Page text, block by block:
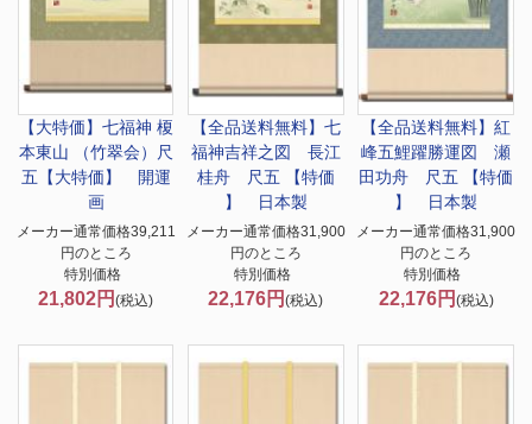
【大特価】 七福神 榎
本東山 （竹翠会）尺
五【大特価】 開運
画
メーカー通常価格39,211
円のところ
特別価格
21,802円(税込)
【全品送料無料】 七
福神吉祥之図 長江
桂舟 尺五 【特価
】 日本製
メーカー通常価格31,900
円のところ
特別価格
22,176円(税込)
【全品送料無料】紅
峰五鯉躍勝運図 瀬
田功舟 尺五 【特価
】 日本製
メーカー通常価格31,900
円のところ
特別価格
22,176円 (税込)